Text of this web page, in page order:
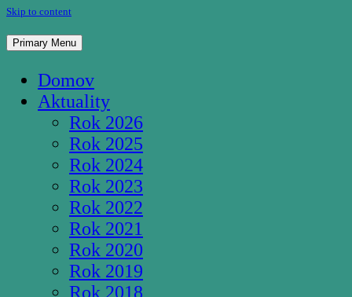
Skip to content
Pútnické miesto Studnička Pozba
Primary Menu
Domov
Aktuality
Rok 2026
Rok 2025
Rok 2024
Rok 2023
Rok 2022
Rok 2021
Rok 2020
Rok 2019
Rok 2018